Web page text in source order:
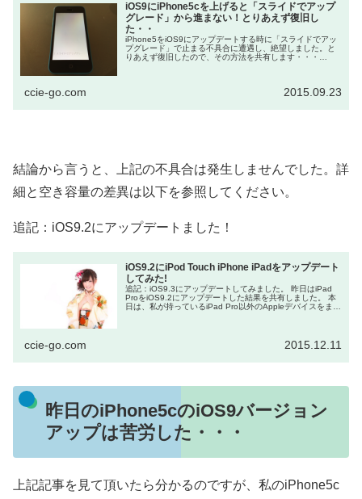
iOS9にiPhone5cを上げると「スライドでアップ
グレード」から進まない！とりあえず復旧し
た・・
iPhone5をiOS9にアップデートする時に「スライドでアッ
プグレード」で止まる不具合に遭遇し、絶望しました。と
りあえず復旧したので、その方法を共有します・・・
ccie-go.com 2015.09.23
結論から言うと、上記の不具合は発生しませんでした。詳
細と空き容量の差異は以下を参照してください。
追記：iOS9.2にアップデートました！
iOS9.2にiPod Touch iPhone iPadをアップデート
してみた!
追記：iOS9.3にアップデートしてみました。 昨日はiPad
ProをiOS9.2にアップデートした結果を共有しました。 本
日は、私が持っているiPad Pro以外のAppleデバイスをまと
ccie-go.com 2015.12.11
昨日のiPhone5cのiOS9バージョン
アップは苦労した・・・
上記記事を見て頂いたら分かるのですが、私のiPhone5c